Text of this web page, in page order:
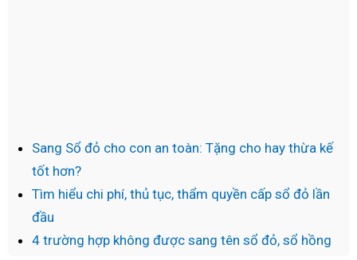
Sang Sổ đỏ cho con an toàn: Tặng cho hay thừa kế
tốt hơn?
Tìm hiểu chi phí, thủ tục, thẩm quyền cấp sổ đỏ lần
đầu
4 trường hợp không được sang tên sổ đỏ, sổ hồng